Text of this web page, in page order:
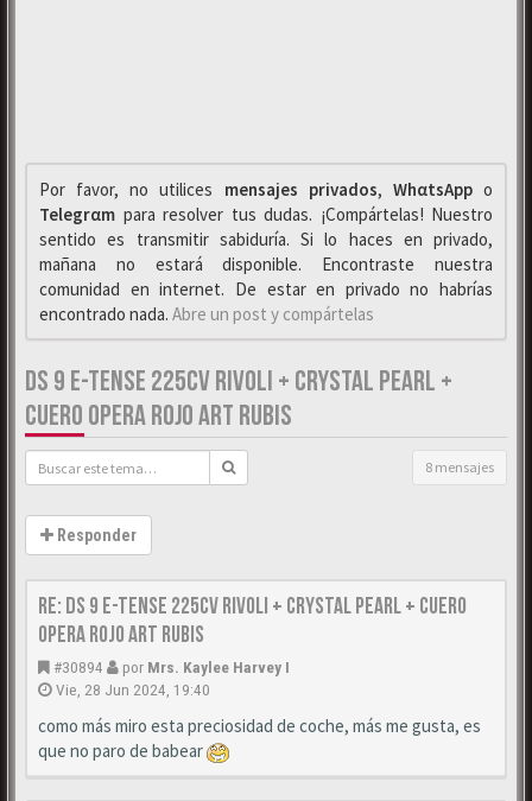
Por favor, no utilices mensajes privados, WhαtsAppo
Telegrαm para resolver tus dudas. ¡Compártelas! Nuestro
sentido es transmitir sabiduría. Si lo haces en privado,
mañana no estará disponible. Encontraste nuestra
comunidad en internet. De estar en privado no habrías
encontrado nada. Abre un post y compártelas
DS 9 E-TENSE 225CV RIVOLI + CRYSTAL PEARL +
CUERO OPERA ROJO ART RUBIS
8 mensajes
Responder
Re: DS 9 E-Tense 225cv Rivoli + Crystal Pearl + Cuero
Opera Rojo Art Rubis
#30894 por Mrs. Kaylee Harvey I
Vie, 28 Jun 2024, 19:40
como más miro esta preciosidad de coche, más me gusta, es
que no paro de babear